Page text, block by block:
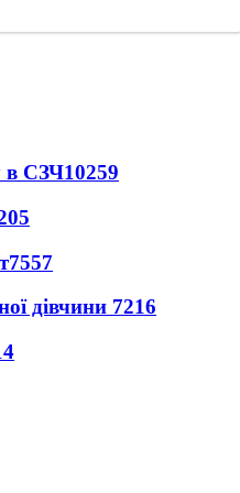
в СЗЧ10259
7557
дівчини 7216